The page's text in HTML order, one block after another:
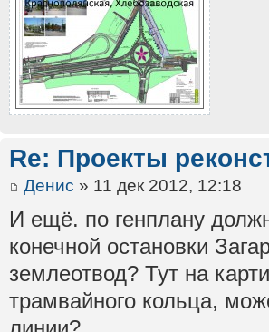
Re: Проекты
Денис » 11 дек 2012, 12:18
И ещё. по генплану
конечной остановки
землеотвод? Тут на
трамвайного кольца,